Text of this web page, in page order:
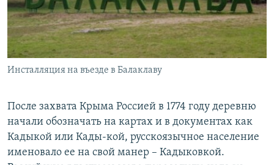
Инсталляция на въезде в Балаклаву
После захвата Крыма Россией в 1774 году деревню
начали обозначать на картах и в документах как
Кадыкой или Кады-кой, русскоязычное население
именовало ее на свой манер – Кадыковкой.